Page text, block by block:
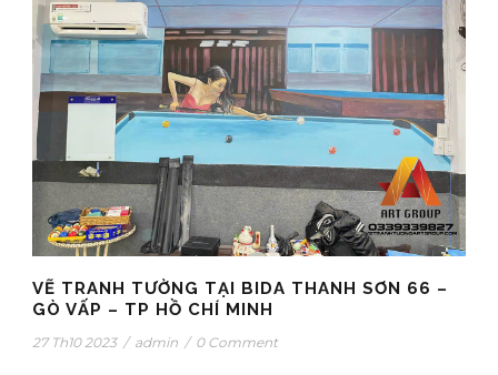
VẼ TRANH TƯỜNG TẠI BIDA THANH SƠN 66 –
GÒ VẤP – TP HỒ CHÍ MINH
27 Th10 2023 / admin / 0 Comment